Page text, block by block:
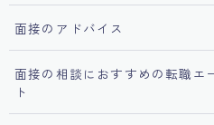
面接のアドバイス
面接の相談におすすめの転職エ
ト